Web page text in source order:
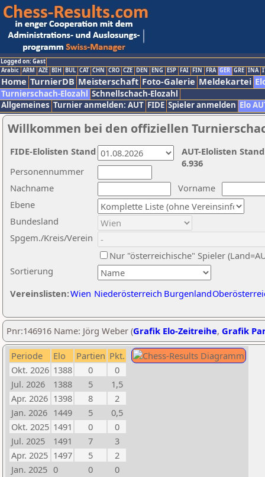
Logged on: Gast
Arabic ARM AZE BIH BUL CAT CHN CRO CZE DEN ENG ESP FAI FIN FRA GER GRE INA
Home TurnierDB Meisterschaft Foto-Galerie Meldekartei
Turnierschach-Elozahl Schnellschach-Elozahl
Allgemeines Turnier anmelden: AUT FIDE Spieler anmelden Elo
Willkommen bei den offiziellen
Nachname
Vorname
Ebene
Sortierung
Personennummer
Bundesland
Spgem./Kreis/Verein
Nur "österreichische" Spieler
Vereinslisten:Wien Niederösterreich Burgenland
AUT-Elolisten
6.936
FIDE-Elolisten Stand
Pnr:146916 Name: Jörg Weber (Grafik Elo-Zeitreihe, Grafik
Periode Elo Partien Pkt.
Okt. 2026 1388 0
0
Jul. 2026
1388 5
1,5
Apr. 2026 1398 8
2
Jan. 2026 1449 5
0,5
Okt. 2025 1491 0
0
Jul. 2025
1491 7
3
Apr. 2025 1497 5
2
Jan. 2025 0 0
0